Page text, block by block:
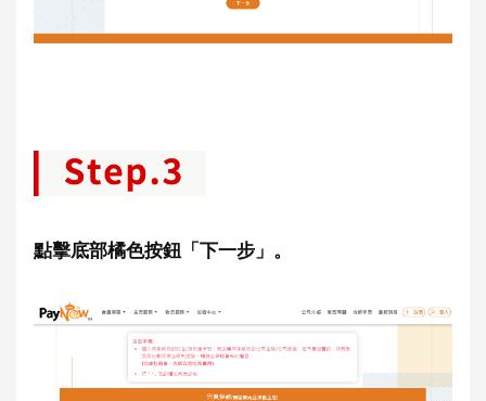
點擊底部橘色按鈕「下一步」。